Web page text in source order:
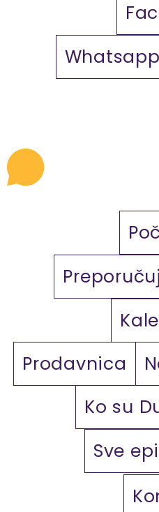
Whatsapp
Prodavnica
Ko su
Sve